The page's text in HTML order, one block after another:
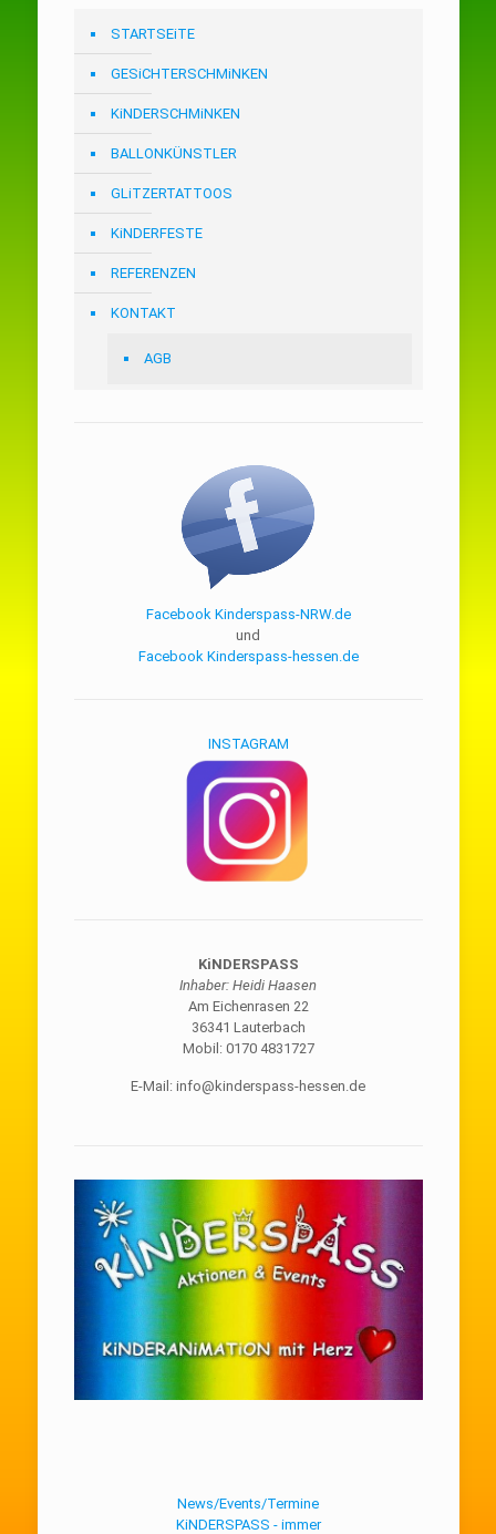
STARTSEiTE
GESiCHTERSCHMiNKEN
KiNDERSCHMiNKEN
BALLONKÜNSTLER
GLiTZERTATTOOS
KiNDERFESTE
REFERENZEN
KONTAKT
AGB
Facebook Kinderspass-NRW.de
und
Facebook Kinderspass-hessen.de
INSTAGRAM
KiNDERSPASS
Inhaber: Heidi Haasen
Am Eichenrasen 22
36341 Lauterbach
Mobil: 0170 4831727
E-Mail: info@kinderspass-hessen.de
News/Events/Termine
KiNDERSPASS - immer